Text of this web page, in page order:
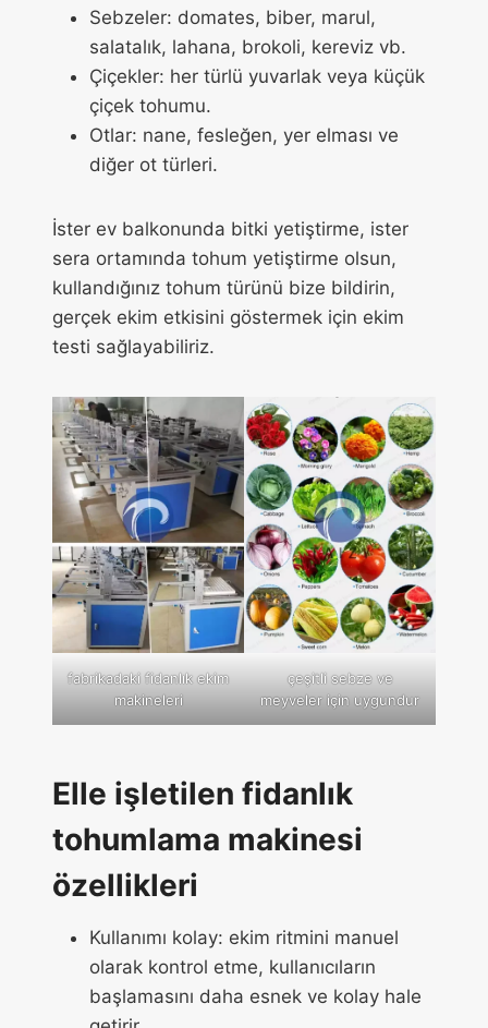
Sebzeler: domates, biber, marul,
salatalık, lahana, brokoli, kereviz vb.
Çiçekler: her türlü yuvarlak veya küçük
çiçek tohumu.
Otlar: nane, fesleğen, yer elması ve
diğer ot türleri.
İster ev balkonunda bitki yetiştirme, ister
sera ortamında tohum yetiştirme olsun,
kullandığınız tohum türünü bize bildirin,
gerçek ekim etkisini göstermek için ekim
testi sağlayabiliriz.
fabrikadaki fidanlık ekim
makineleri
çeşitli sebze ve
meyveler için uygundur
Elle işletilen fidanlık
tohumlama makinesi
özellikleri
Kullanımı kolay: ekim ritmini manuel
olarak kontrol etme, kullanıcıların
başlamasını daha esnek ve kolay hale